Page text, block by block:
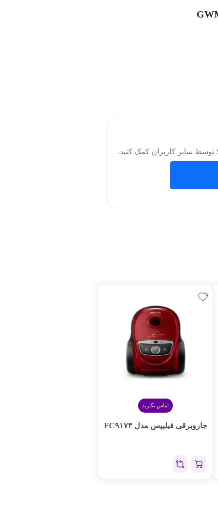
توسط سایر کاربران کمک کنید.
تماس بگیرید
جاروبرقی فیلیپس مدل FC۹۱۷۴